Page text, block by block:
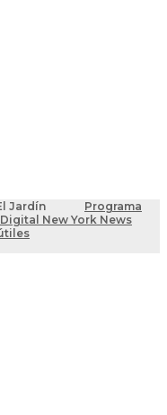
Jardín
Programa
New York News